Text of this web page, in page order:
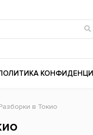
в Токио